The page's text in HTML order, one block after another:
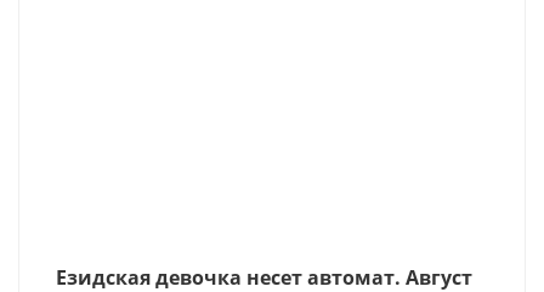
Езидская девочка несет автомат. Август